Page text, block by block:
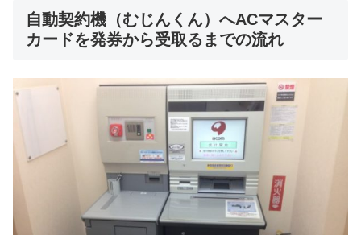
自動契約機（むじんくん）へACマスター
カードを発券から受取るまでの流れ